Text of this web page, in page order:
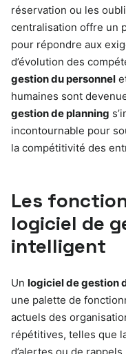
réservation ou les
centralisation offre un
pour répondre aux
d’évolution des
gestion du personnel
humaines sont
gestion de planning
incontournable pour
la compétitivité des
Les
logiciel de
intelligent
Un logiciel de gestion
une palette de
actuels des
répétitives, telles que